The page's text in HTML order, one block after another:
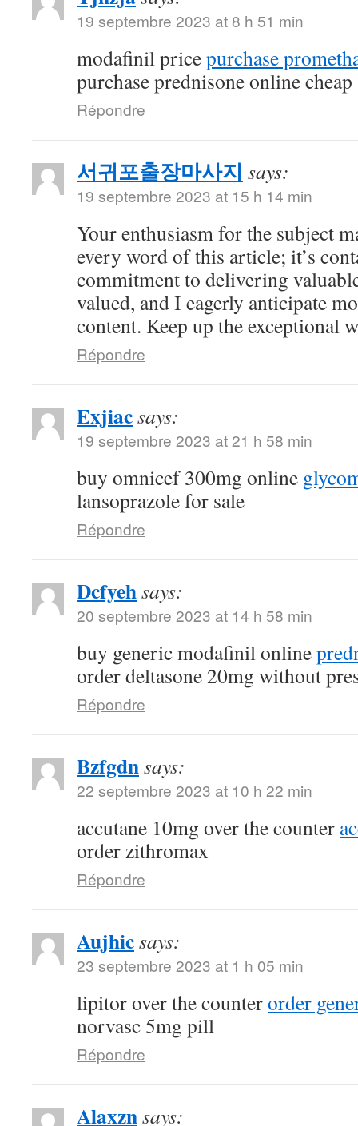
19 septembre 2023 at 8 h 51 min
modafinil pricepurchase
purchase prednisone online cheap
Répondre
서귀포출장마사지 says:
19 septembre 2023 at 15 h 14 min
Your enthusiasm for the subject
every word of this article; it’s
commitment to delivering
valued, and I eagerly anticipate
content. Keep up the exceptional
Répondre
Exjiacsays:
19 septembre 2023 at 21 h 58 min
buy omnicef 300mg online
lansoprazole for sale
Répondre
Dcfyehsays:
20 septembre 2023 at 14 h 58 min
buy generic modafinil online
order deltasone 20mg without
Répondre
Bzfgdnsays:
22 septembre 2023 at 10 h 22 min
accutane 10mg over the counter
order zithromax
Répondre
Aujhicsays:
23 septembre 2023 at 1 h 05 min
lipitor over the counterorder
norvasc 5mg pill
Répondre
Alaxznsays: